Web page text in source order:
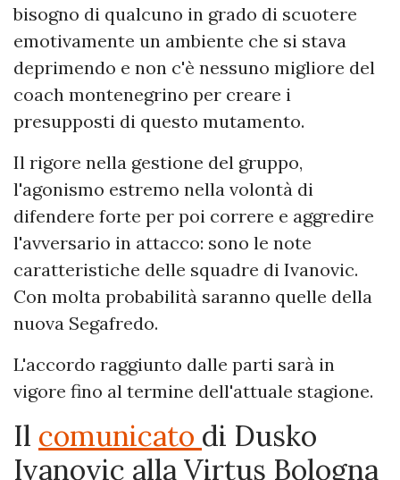
bisogno di qualcuno in grado di scuotere
emotivamente un ambiente che si stava
deprimendo e non c'è nessuno migliore del
coach montenegrino per creare i
presupposti di questo mutamento.
Il rigore nella gestione del gruppo,
l'agonismo estremo nella volontà di
difendere forte per poi correre e aggredire
l'avversario in attacco: sono le note
caratteristiche delle squadre di Ivanovic.
Con molta probabilità saranno quelle della
nuova Segafredo.
L'accordo raggiunto dalle parti sarà in
vigore fino al termine dell'attuale stagione.
Il comunicato di Dusko
Ivanovic alla Virtus Bologna